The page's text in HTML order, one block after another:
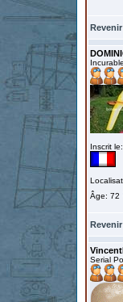
Inscrit
Âge: 72
Serial